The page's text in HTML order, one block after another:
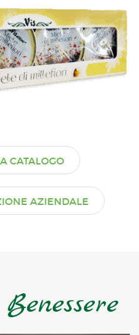
CATALOGO
AZIENDALE